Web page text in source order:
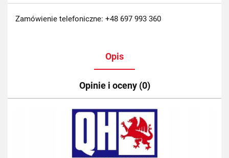
Zamówienie telefoniczne: +48 697 993 360
Opis
Opinie i oceny (0)